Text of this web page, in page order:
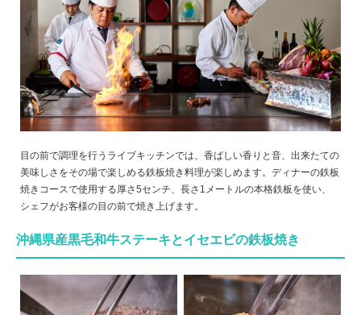
目の前で調理を行うライブキッチンでは、香ばしい香りと音、出来たての
美味しさをその場で楽しめる鉄板焼き料理が楽しめます。ディナーの鉄板
焼きコースで使用する厚さ5センチ、長さ1メートルの本格鉄板を使い、
シェフがお客様の目の前で焼き上げます。
沖縄県産黒毛和牛ステーキとイセエビの鉄板焼き